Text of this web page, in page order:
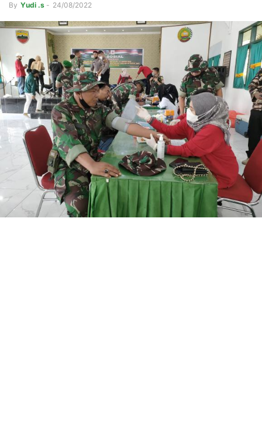
By Yudi .s - 24/08/2022